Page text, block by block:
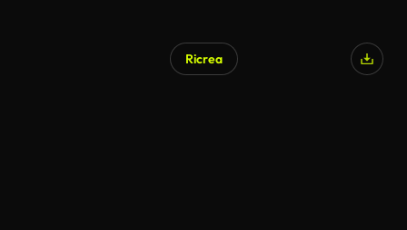
Ricrea